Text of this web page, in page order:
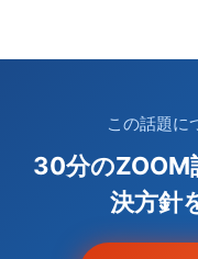
この話題に
30分のZOOM
決方針